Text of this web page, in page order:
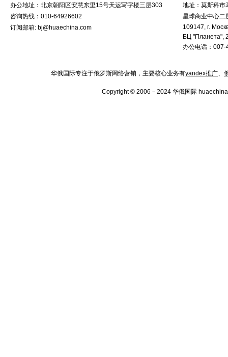
办公地址：北京朝阳区安慧东里15号天运写字楼三层303
咨询热线：010-64926602
订阅邮箱: bj@huaechina.com
地址：莫斯科市
星球商业中心二
109147, г.
БЦ "Планета",
办公电话：
华俄国际专注于俄罗斯网络营销，主要核心业务有yandex推广、
Copyright © 2006－2024 华俄国际